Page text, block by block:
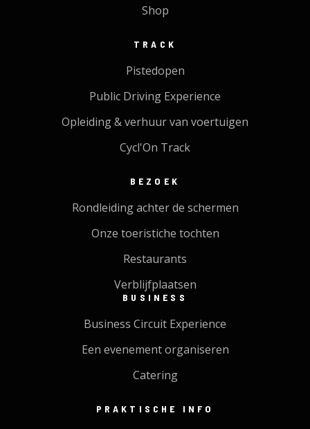
Shop
TRACK
Pistedopen
Public Driving Experience
Opleiding & verhuur van voertuigen
Cycl'On Track
BEZOEK
Rondleiding achter de schermen
Onze toeristiche tochten
Restaurants
Verblijfplaatsen
BUSINESS
Business Circuit Experience
Een evenement organiseren
Catering
PRAKTISCHE INFO